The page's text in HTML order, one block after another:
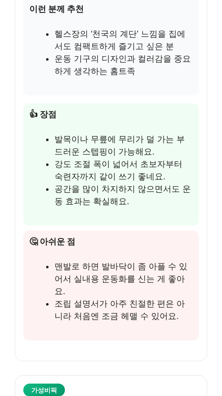
이런 분께 추천
헬스장의 ‘천국의 계단’ 느낌을 집에
서도 컴팩트하게 즐기고 싶은 분
운동 기구의 디자인과 컬러감을 중요
하게 생각하는 홈트족
👍 장점
발목이나 무릎에 무리가 덜 가는 부
드러운 스텝핑이 가능해요.
강도 조절 폭이 넓어서 초보자부터
숙련자까지 같이 쓰기 좋네요.
공간을 많이 차지하지 않으면서도 운
동 효과는 확실해요.
🤔 아쉬운 점
맨발로 하면 발바닥이 좀 아플 수 있
어서 실내용 운동화를 신는 게 좋아
요.
조립 설명서가 아주 친절한 편은 아
니라 처음엔 조금 헤맬 수 있어요.
가성비픽